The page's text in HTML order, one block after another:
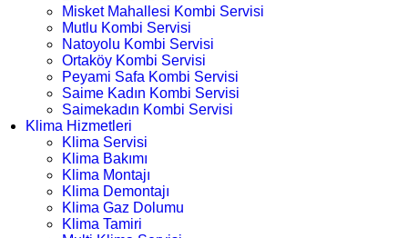
Misket Mahallesi Kombi Servisi
Mutlu Kombi Servisi
Natoyolu Kombi Servisi
Ortaköy Kombi Servisi
Peyami Safa Kombi Servisi
Saime Kadın Kombi Servisi
Saimekadın Kombi Servisi
Klima Hizmetleri
Klima Servisi
Klima Bakımı
Klima Montajı
Klima Demontajı
Klima Gaz Dolumu
Klima Tamiri